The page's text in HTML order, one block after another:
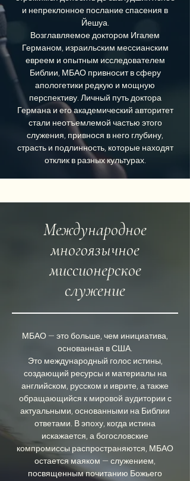
и непреклонное послание спасения в
Йешуа.
Возглавляемое доктором Игалем
Германом, израильским мессианским
евреем и опытным исследователем
Библии, МБАО привносит в сферу
апологетики редкую и мощную
перспективу. Личный путь доктора
Германа и его академический авторитет
стали неотъемлемой частью этого
служения, привнося в него глубину,
страсть и подлинность, которые находят
отклик в разных культурах.
Международное
многоязычное
миссионерское
служение
МБАО — это больше, чем инициатива,
основанная в США.
Это международный голос истины,
создающий ресурсы и материалы на
английском, русском и иврите, а также
обращающийся к мировой аудитории с
актуальными, основанными на Библии
ответами. В эпоху, когда истина
искажается, а богословские
компромиссы распространяются, МБАО
остается маяком — служением,
посвященным почитанию Божьего